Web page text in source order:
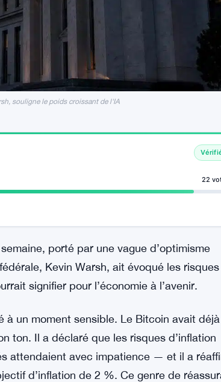
souligne le poids croissant de l'IA
22
porté par une vague d’optimisme
Kevin Warsh, ait évoqué les risques
signifier pour l’économie à l’avenir.
à un moment sensible. Le Bitcoin avait
ton. Il a déclaré que les risques d’inflation
attendaient avec impatience — et il a
d’inflation de 2 %. Ce genre de